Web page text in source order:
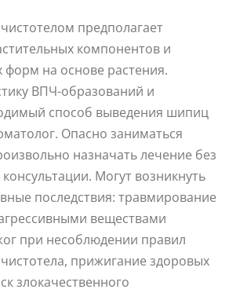
предполагает
компонентов и
на основе растения.
ВПЧ-образований и
способ выведения шипиц
Опасно заниматься
назначать лечение без
Могут возникнуть
последствия: травмирование
веществами
при несоблюдении правил
прижигание здоровых
злокачественного